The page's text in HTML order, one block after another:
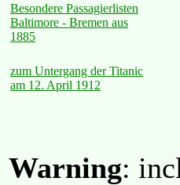
Besondere Passagierlisten
Baltimore - Bremen aus
1885
zum Untergang der Titanic
am 12. April 1912
Warning: